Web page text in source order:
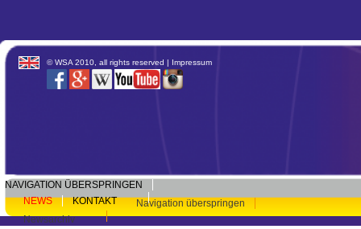
© WSA 2010, all rights reserved | Impressum
NAVIGATION ÜBERSPRINGEN
NEWS
KONTAKT
Navigation überspringen
Newsarchiv